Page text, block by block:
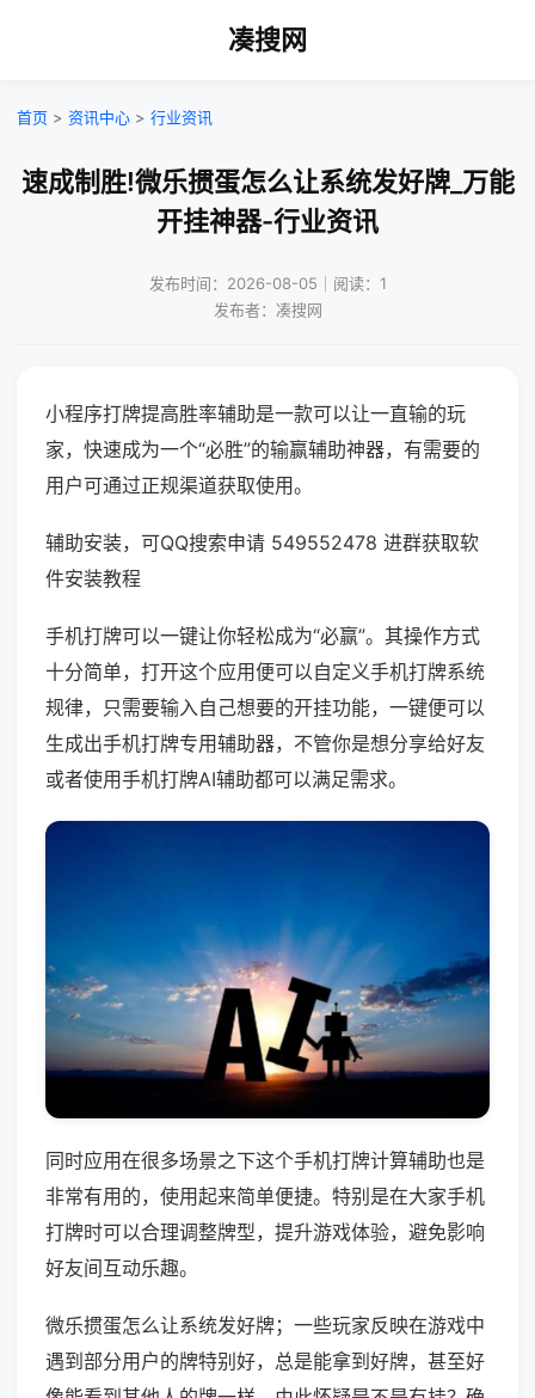
凑搜网
首页 > 资讯中心 > 行业资讯
速成制胜!微乐掼蛋怎么让系统发好牌_万能
开挂神器-行业资讯
发布时间：2026-08-05｜阅读：1
发布者：凑搜网
小程序打牌提高胜率辅助是一款可以让一直输的玩
家，快速成为一个“必胜”的输赢辅助神器，有需要的
用户可通过正规渠道获取使用。
辅助安装，可QQ搜索申请 549552478 进群获取软
件安装教程
手机打牌可以一键让你轻松成为“必赢”。其操作方式
十分简单，打开这个应用便可以自定义手机打牌系统
规律，只需要输入自己想要的开挂功能，一键便可以
生成出手机打牌专用辅助器，不管你是想分享给好友
或者使用手机打牌AI辅助都可以满足需求。
同时应用在很多场景之下这个手机打牌计算辅助也是
非常有用的，使用起来简单便捷。特别是在大家手机
打牌时可以合理调整牌型，提升游戏体验，避免影响
好友间互动乐趣。
微乐掼蛋怎么让系统发好牌；一些玩家反映在游戏中
遇到部分用户的牌特别好，总是能拿到好牌，甚至好